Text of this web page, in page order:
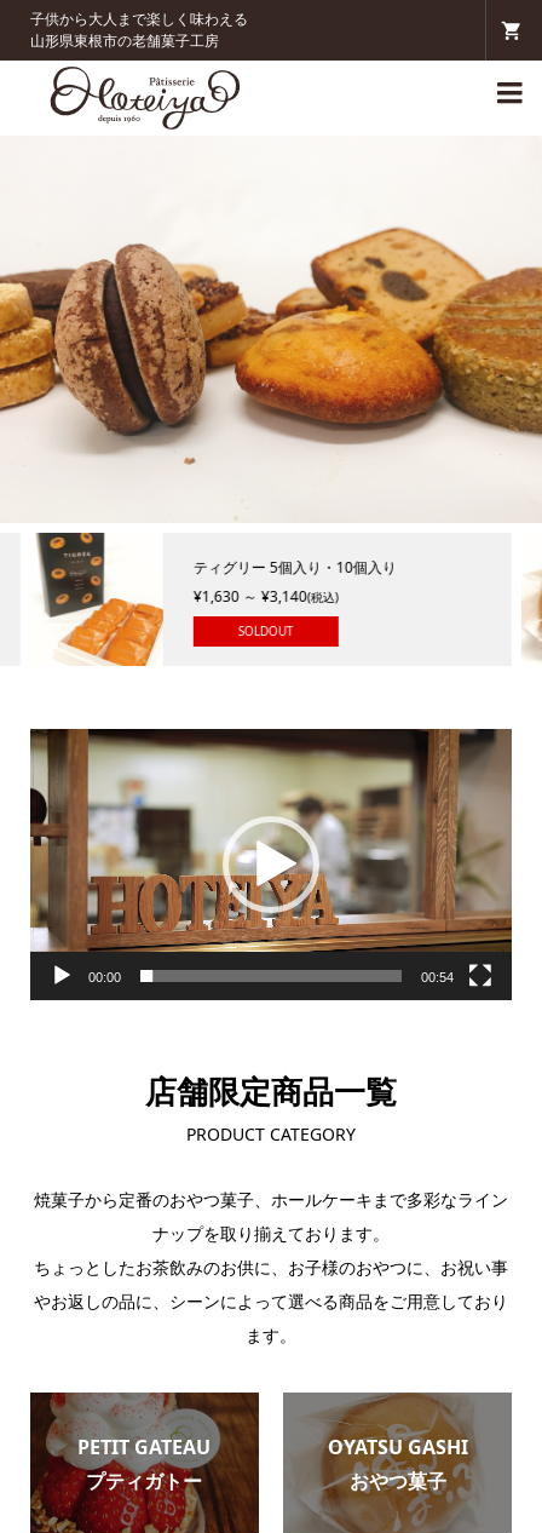
子供から大人まで楽しく味わえる
山形県東根市の老舗菓子工房

ティグリー 5個入り・10個入り
¥1,630 ～ ¥3,140(税込)
SOLDOUT
動
画
プ
ー
ヤ
00:00 00:54
店舗限定商品一覧
PRODUCT CATEGORY
焼菓子から定番のおやつ菓子、ホールケーキまで多彩なライン
ナップを取り揃えております。
ちょっとしたお茶飲みのお供に、お子様のおやつに、お祝い事
やお返しの品に、シーンによって選べる商品をご用意しており
ます。
PETIT GATEAU
プティガトー
OYATSU GASHI
おやつ菓子